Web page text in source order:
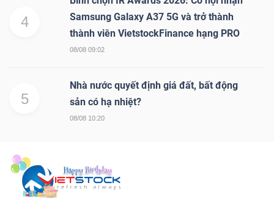
4
Samsung Galaxy A37 5G và trở thành
thành viên VietstockFinance hạng PRO
08/08 09:02
5
Nhà nước quyết định giá đất, bất động
sản có hạ nhiệt?
08/08 10:20